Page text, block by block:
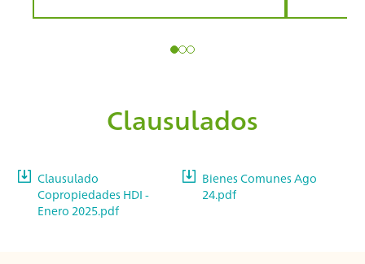
Clausulados
Clausulado
Copropiedades HDI -
Enero 2025.pdf
Bienes Comunes Ago
24.pdf